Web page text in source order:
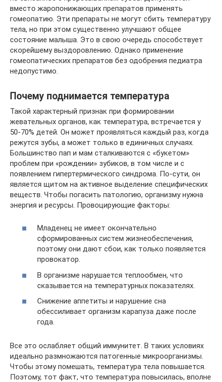
вместо жаропонижающих препаратов применять
гомеопатию. Эти препараты не могут сбить температуру
тела, но при этом существенно улучшают общее
состояние малыша. Это в свою очередь способствует
скорейшему выздоровлению. Однако применение
гомеопатических препаратов без одобрения педиатра
недопустимо.
Почему поднимается температура
Такой характерный признак при формировании
жевательных органов, как температура, встречается у
50-70% детей. Он может проявляться каждый раз, когда
режутся зубы, а может только в единичных случаях.
Большинство пап и мам сталкиваются с «букетом»
проблем при «рождении» зубиков, в том числе и с
появлением гипертермического синдрома. По-сути, он
является щитом на активное выделение специфических
веществ. Чтобы погасить патологию, организму нужна
энергия и ресурсы. Провоцирующие факторы:
Младенец не имеет окончательно
сформированных систем жизнеобеспечения,
поэтому они дают сбои, как только появляется
провокатор.
В организме нарушается теплообмен, что
сказывается на температурных показателях.
Снижение аппетиты и нарушение сна
обессиливает организм карапуза даже после
года.
Все это ослабляет общий иммунитет. В таких условиях
идеально размножаются патогенные микроорганизмы.
Чтобы этому помешать, температура тела повышается.
Поэтому, тот факт, что температура повысилась, вполне